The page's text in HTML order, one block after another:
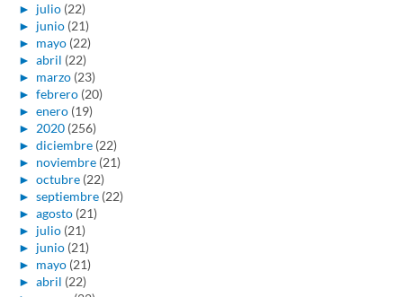
► julio (22)
► junio (21)
► mayo (22)
► abril (22)
► marzo (23)
► febrero (20)
► enero (19)
► 2020 (256)
► diciembre (22)
► noviembre (21)
► octubre (22)
► septiembre (22)
► agosto (21)
► julio (21)
► junio (21)
► mayo (21)
► abril (22)